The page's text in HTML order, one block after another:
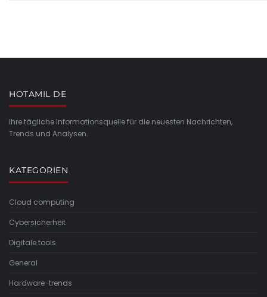
HOTAMIL DE
Ihre tägliche Informationsquelle für die neuesten Nachrichten,
Trends und Analysen.
KATEGORIEN
Cloud computing
Cybersicherheit
Digitale tools
General
Hardware-trends